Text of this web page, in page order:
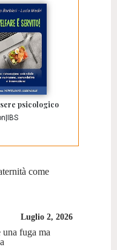
psicologico
IBS
come
Luglio 2, 2026
fuga ma